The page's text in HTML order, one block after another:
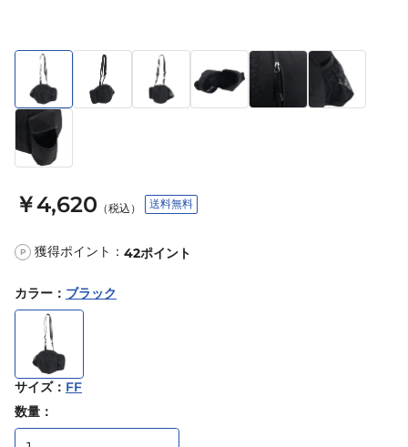
￥4,620 （税込） 送料無料
P 獲得ポイント： 42ポイント
カラー ： ブラック
サイズ： FF
数量：